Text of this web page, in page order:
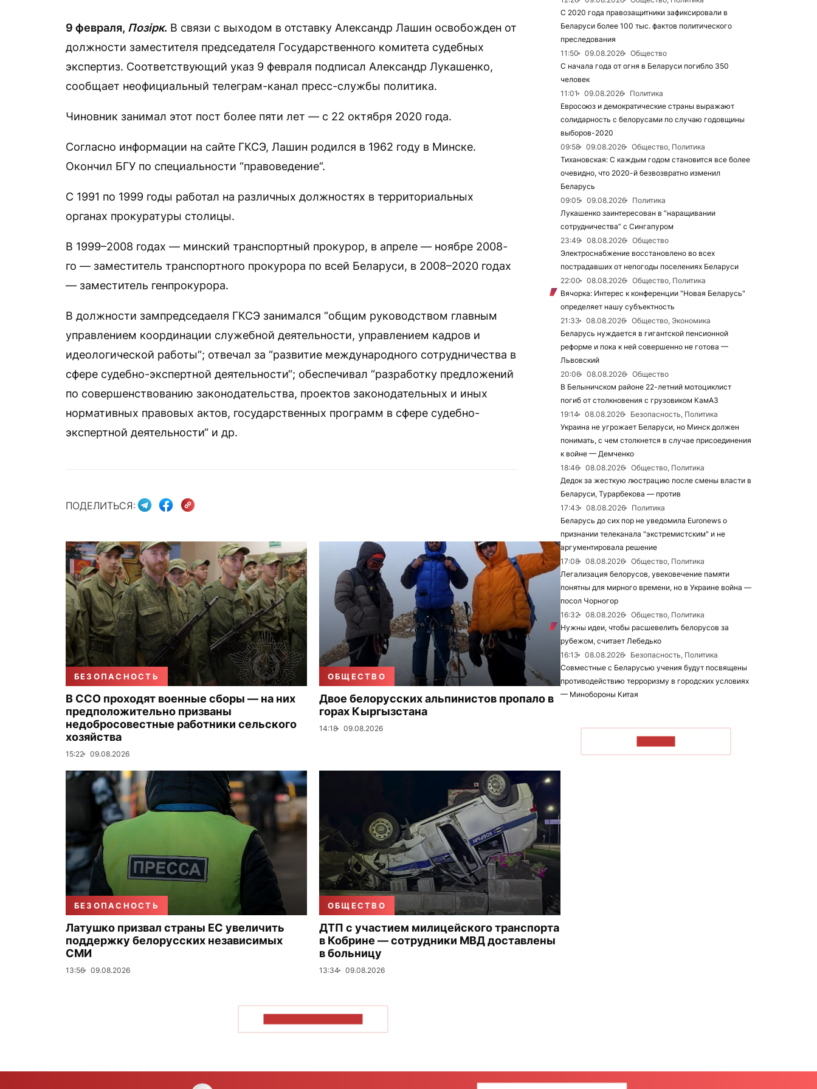
9 февраля, Позірк. В связи с выходом в отставку Александр Лашин освобожден от
должности заместителя председателя Государственного комитета судебных
экспертиз. Соответствующий указ 9 февраля подписал Александр Лукашенко,
сообщает неофициальный телеграм-канал пресс-службы политика.
Чиновник занимал этот пост более пяти лет — с 22 октября 2020 года.
Согласно информации на сайте ГКСЭ, Лашин родился в 1962 году в Минске.
Окончил БГУ по специальности “правоведение“.
С 1991 по 1999 годы работал на различных должностях в территориальных
органах прокуратуры столицы.
В 1999–2008 годах — минский транспортный прокурор, в апреле — ноябре 2008-
го — заместитель транспортного прокурора по всей Беларуси, в 2008–2020 годах
— заместитель генпрокурора.
В должности зампредседаеля ГКСЭ занимался “общим руководством главным
управлением координации служебной деятельности, управлением кадров и
идеологической работы“; отвечал за “развитие международного сотрудничества в
сфере судебно-экспертной деятельности“; обеспечивал “разработку предложений
по совершенствованию законодательства, проектов законодательных и иных
нормативных правовых актов, государственных программ в сфере судебно-
экспертной деятельности“ и др.
ПОДЕЛИТЬСЯ:
БЕЗОПАСНОСТЬ
В ССО проходят военные сборы — на них
предположительно призваны
недобросовестные работники сельского
хозяйства
15:22 09.08.2026
ОБЩЕСТВО
Двое белорусских альпинистов пропало в
горах Кыргызстана
14:18 09.08.2026
БЕЗОПАСНОСТЬ
Латушко призвал страны ЕС увеличить
поддержку белорусских независимых
СМИ
13:56 09.08.2026
ОБЩЕСТВО
ДТП с участием милицейского транспорта
в Кобрине — сотрудники МВД доставлены
в больницу
13:34 09.08.2026
С 2020 года правозащитники зафиксировали в
Беларуси более 100 тыс. фактов политического
преследования
11:50
09.08.2026
Общество
С начала года от огня в Беларуси погибло 350
человек
11:01
09.08.2026
Политика
Евросоюз и демократические страны выражают
солидарность с белорусами по случаю годовщины
выборов-2020
09:58
09.08.2026
Общество, Политика
Тихановская: С каждым годом становится все более
очевидно, что 2020-й безвозвратно изменил
Беларусь
09:05
09.08.2026
Политика
Лукашенко заинтересован в “наращивании
сотрудничества” с Сингапуром
23:49
08.08.2026
Общество
Электроснабжение восстановлено во всех
пострадавших от непогоды поселениях Беларуси
22:00
08.08.2026
Общество, Политика
Вячорка: Интерес к конференции "Новая Беларусь"
определяет нашу субъектность
21:33
08.08.2026
Общество, Экономика
Беларусь нуждается в гигантской пенсионной
реформе и пока к ней совершенно не готова —
Львовский
20:06
08.08.2026
Общество
В Белыничском районе 22-летний мотоциклист
погиб от столкновения с грузовиком КамАЗ
19:14
08.08.2026
Безопасность, Политика
Украина не угрожает Беларуси, но Минск должен
понимать, с чем столкнется в случае присоединения
к войне — Демченко
18:46
08.08.2026
Общество, Политика
Дедок за жесткую люстрацию после смены власти в
Беларуси, Турарбекова — против
17:43
08.08.2026
Политика
Беларусь до сих пор не уведомила Euronews о
признании телеканала "экстремистским" и не
аргументировала решение
17:08
08.08.2026
Общество, Политика
Легализация белорусов, увековечение памяти
понятны для мирного времени, но в Украине война —
посол Чорногор
16:32
08.08.2026
Общество, Политика
Нужны идеи, чтобы расшевелить белорусов за
рубежом, считает Лебедько
16:13
08.08.2026
Безопасность, Политика
Совместные с Беларусью учения будут посвящены
противодействию терроризму в городских условиях
— Минобороны Китая